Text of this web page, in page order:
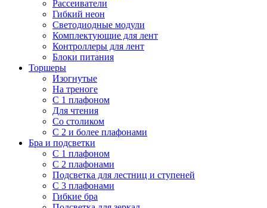
Рассеиватели
Гибкий неон
Светодиодные модули
Комплектующие для лент
Контроллеры для лент
Блоки питания
Торшеры
Изогнутые
На треноге
С 1 плафоном
Для чтения
Со столиком
С 2 и более плафонами
Бра и подсветки
С 1 плафоном
С 2 плафонами
Подсветка для лестниц и ступеней
С 3 плафонами
Гибкие бра